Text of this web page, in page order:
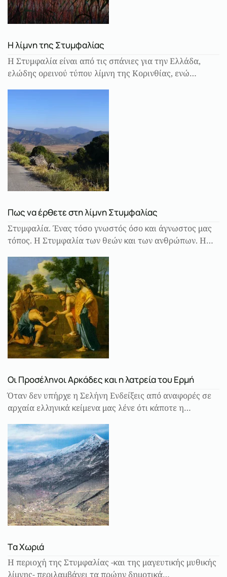
Η λίμνη της Στυμφαλίας
Η Στυμφαλία είναι από τις σπάνιες για την Ελλάδα,
ελώδης ορεινού τύπου λίμνη της Κορινθίας, ενώ…
Πως να έρθετε στη λίμνη Στυμφαλίας
Στυμφαλία. Ένας τόσο γνωστός όσο και άγνωστος μας
τόπος. Η Στυμφαλία των θεών και των ανθρώπων. Η…
Οι Προσέληνοι Αρκάδες και η λατρεία του Ερμή
Όταν δεν υπήρχε η Σελήνη Ενδείξεις από αναφορές σε
αρχαία ελληνικά κείμενα μας λένε ότι κάποτε η…
Tα Χωριά
Η περιοχή της Στυμφαλίας -και της μαγευτικής μυθικής
λίμνης- περιλαμβάνει τα πρώην δημοτικά…